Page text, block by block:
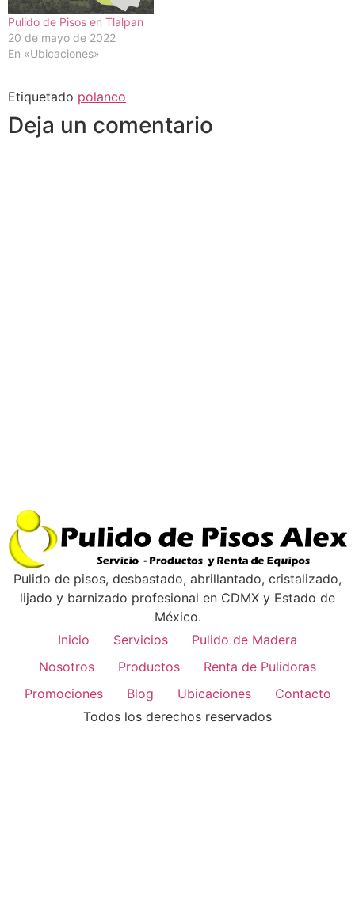
Pulido de Pisos en Tlalpan
20 de mayo de 2022
En «Ubicaciones»
Etiquetado polanco
Deja un comentario
Pulido de pisos, desbastado, abrillantado, cristalizado,
lijado y barnizado profesional en CDMX y Estado de
México.
Inicio
Servicios
Pulido de Madera
Nosotros
Productos
Renta de Pulidoras
Promociones
Blog Ubicaciones
Contacto
Todos los derechos reservados